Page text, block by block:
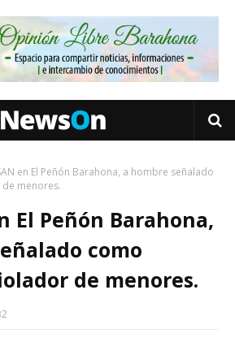
en El Peñón Barahona, a hombre señalado
menores.
El Peñón Barahona,
como
de menores.